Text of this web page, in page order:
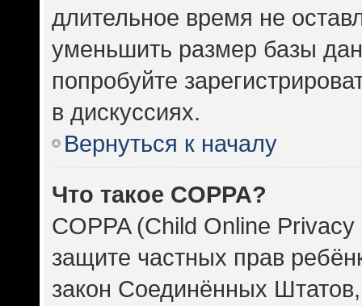
длительное время не
уменьшить размер базы
попробуйте
в дискуссиях.
Вернуться к началу
Что такое COPPA?
COPPA (Child Online
защите частных прав
закон Соединённых